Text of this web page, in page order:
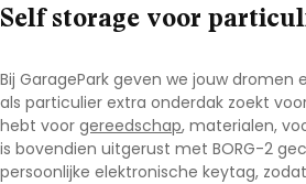
Self storage voor
Bij GaragePark geven we jouw
als particulier extra onderdak zoekt
hebt voor gereedschap, materialen,
is bovendien uitgerust met BORG-2
persoonlijke elektronische keytag,